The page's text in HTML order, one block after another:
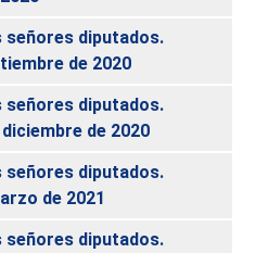
señores diputados.
de 2020
señores diputados.
de 2020
señores diputados.
de 2021
señores diputados.